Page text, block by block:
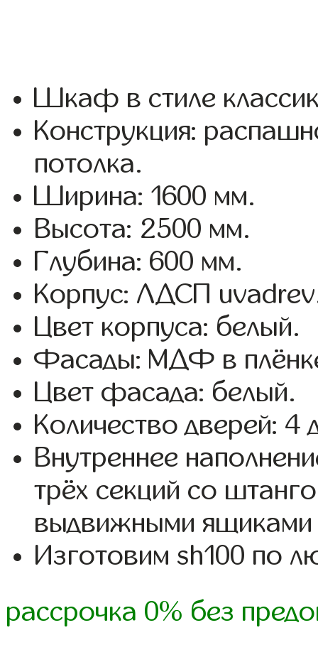
Шкаф в стиле
Конструкция:
потолка.
Ширина: 1600 мм.
Высота: 2500 мм.
Глубина: 600 мм.
Корпус: ЛДСП
Цвет корпуса: белый.
Фасады: МДФ в
Цвет фасада: белый.
Количество дверей: 4
Внутреннее
трёх секций со
выдвижными ящиками
Изготовим sh100 по
рассрочка 0% без